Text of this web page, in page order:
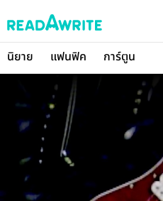
นิยาย แฟนฟิค การ์ตูน